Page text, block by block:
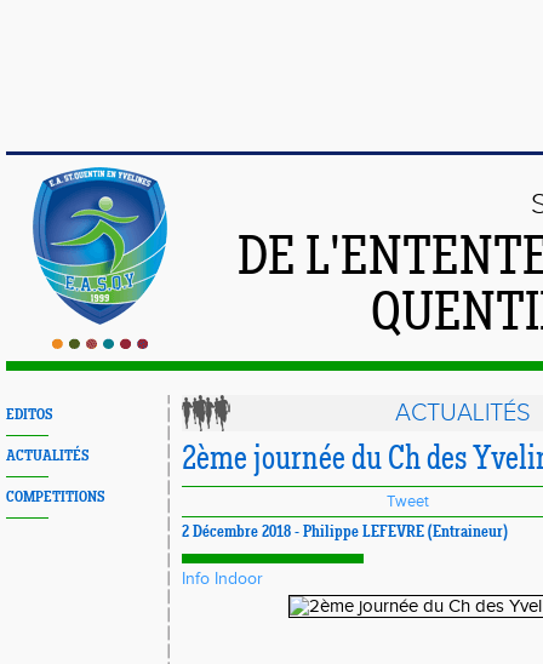
DE
EDITOS
ACTUALITÉS
COMPETITIONS
ACTUALITÉS
2ème journée du Ch des
Tweet
2 Décembre 2018 - Philippe LEFEVRE (Entraineur)
Info Indoor